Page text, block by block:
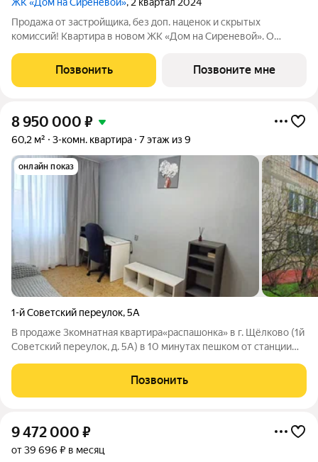
Продажа от застройщика, без доп. наценок и скрытых
комиссий! Квартира в новом ЖК «Дом на Сиреневой». О
Гармонично расположен между Щелковским лесопарком и
промышленным районом города с развитой
Позвонить Позвоните мне
8 950 000 ₽
60,2 м² 3-комн. квартира 7 этаж из 9
онлайн показ
1-й Советский переулок,5А
В продаже 3комнатная квартира«распашонка» в г. Щёлково (1й
Советский переулок, д. 5А) в 10 минутах пешком от станции
«распашонка»: окна на две стороны. За счёт этого в комнатах
много естественного
Позвонить
9 472 000 ₽
от 39 696 ₽ в месяц